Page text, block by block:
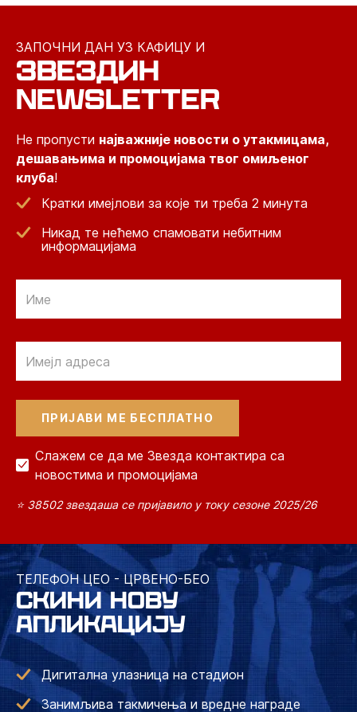
ЗАПОЧНИ ДАН УЗ КАФИЦУ И
ЗВЕЗДИН
NEWSLETTER
Не пропусти најважније новости о утакмицама,
дешавањима и промоцијама твог омиљеног
клуба!
Кратки имејлови за које ти треба 2 минута
Никад те нећемо спамовати небитним
информацијама
Слажем се да ме Звезда контактира са
новостима и промоцијама
⭐ 38502 звездаша се пријавило у току сезоне 2025/26
ТЕЛЕФОН ЦЕО - ЦРВЕНО-БЕО
СКИНИ НОВУ
АПЛИКАЦИЈУ
Дигитална улазница на стадион
Занимљива такмичења и вредне награде